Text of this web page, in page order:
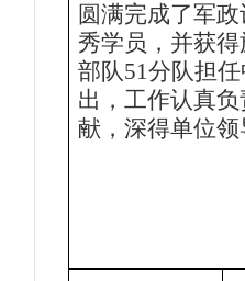
圆满完成了军
秀学员，并获
部队51分队担
出，工作认真
献，深得单位